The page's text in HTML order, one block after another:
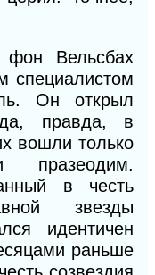
фон Вельсбах
специалистом
Он открыл
правда, в
вошли только
в честь
звезды
идентичен
раньше